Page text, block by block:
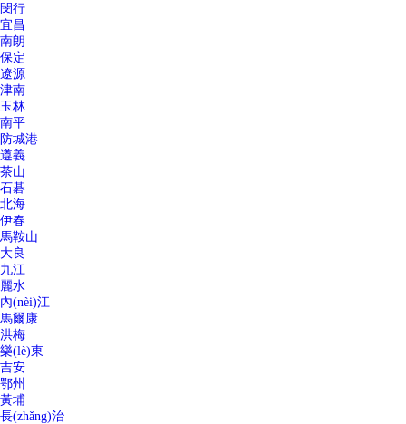
閔行
宜昌
南朗
保定
遼源
津南
玉林
南平
防城港
遵義
茶山
石碁
北海
伊春
馬鞍山
大良
九江
麗水
內(nèi)江
馬爾康
洪梅
樂(lè)東
吉安
鄂州
黃埔
長(zhǎng)治